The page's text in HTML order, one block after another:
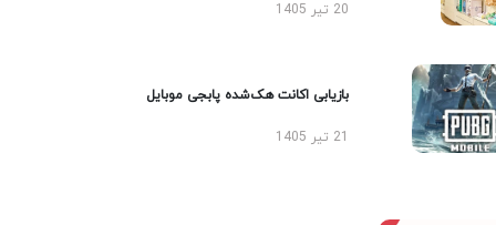
20 تیر 1405
بازیابی اکانت هک‌شده پابجی موبایل